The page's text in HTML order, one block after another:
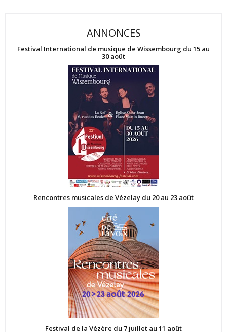
ANNONCES
Festival International de musique de Wissembourg du 15 au
30 août
Rencontres musicales de Vézelay du 20 au 23 août
Festival de la Vézère du 7 juillet au 11 août